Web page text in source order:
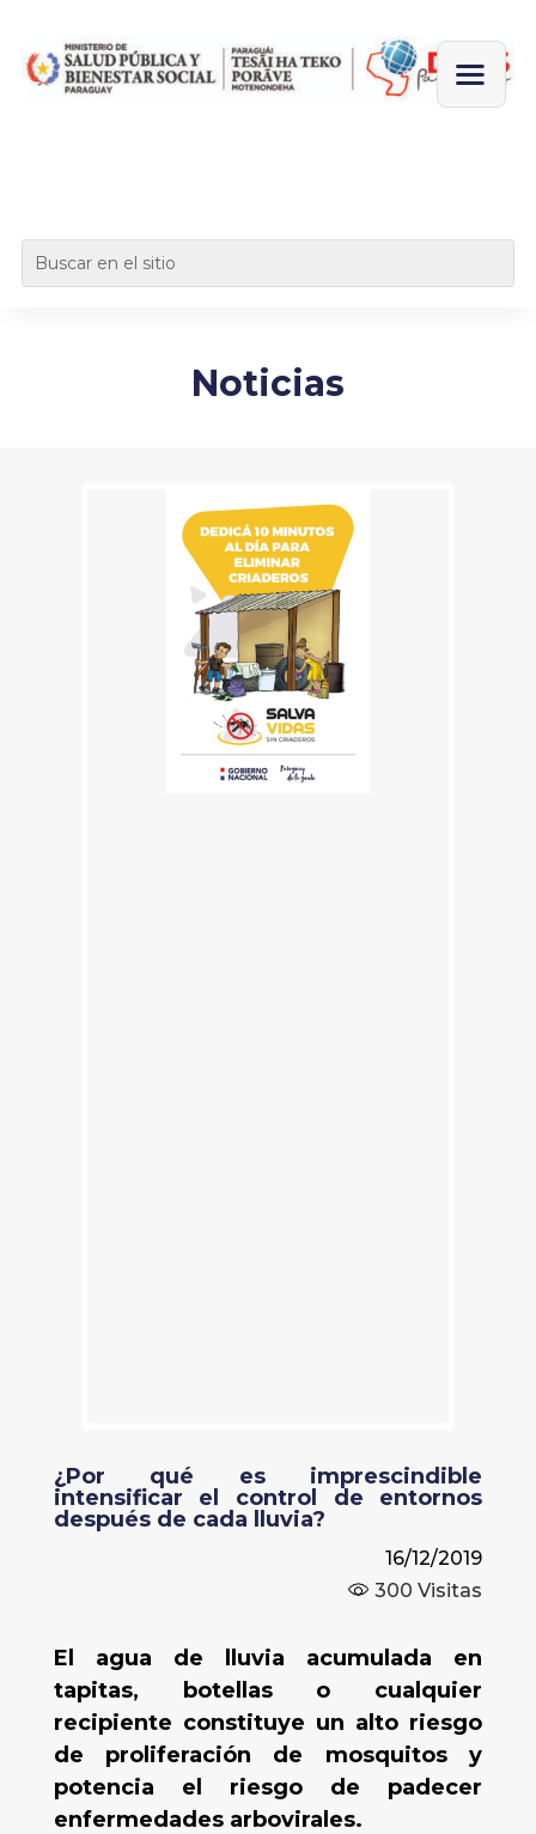
Noticias
¿Por qué es imprescindible
intensificar el control de entornos
después de cada lluvia?
16/12/2019
300 Visitas
El agua de lluvia acumulada en
tapitas, botellas o cualquier
recipiente constituye un alto riesgo
de proliferación de mosquitos y
potencia el riesgo de padecer
enfermedades arbovirales.